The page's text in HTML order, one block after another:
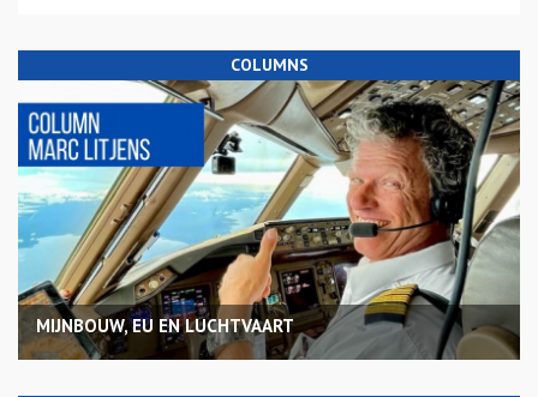
COLUMNS
MIJNBOUW, EU EN LUCHTVAART